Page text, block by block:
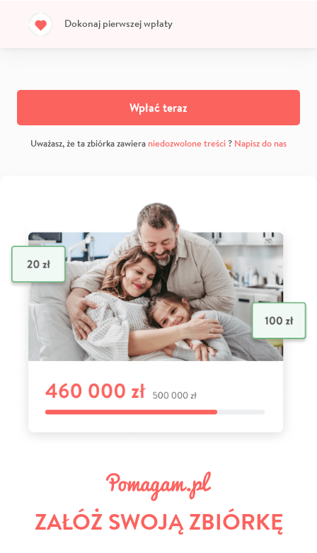
Dokonaj pierwszej wpłaty
Wpłać teraz
Uważasz, że ta zbiórka zawiera niedozwolone treści? Napisz do nas
ZAŁÓŻ SWOJĄ ZBIÓRKĘ